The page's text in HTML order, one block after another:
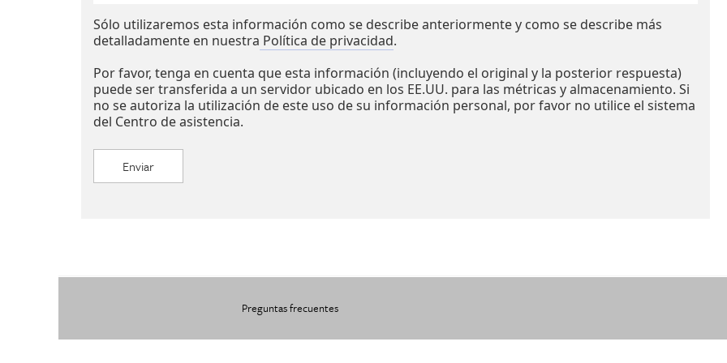
Sólo utilizaremos esta información como se describe anteriormente y como se describe más
detalladamente en nuestra Política de privacidad.
Por favor, tenga en cuenta que esta información (incluyendo el original y la posterior respuesta)
puede ser transferida a un servidor ubicado en los EE.UU. para las métricas y almacenamiento. Si
no se autoriza la utilización de este uso de su información personal, por favor no utilice el sistema
del Centro de asistencia.
Preguntas frecuentes